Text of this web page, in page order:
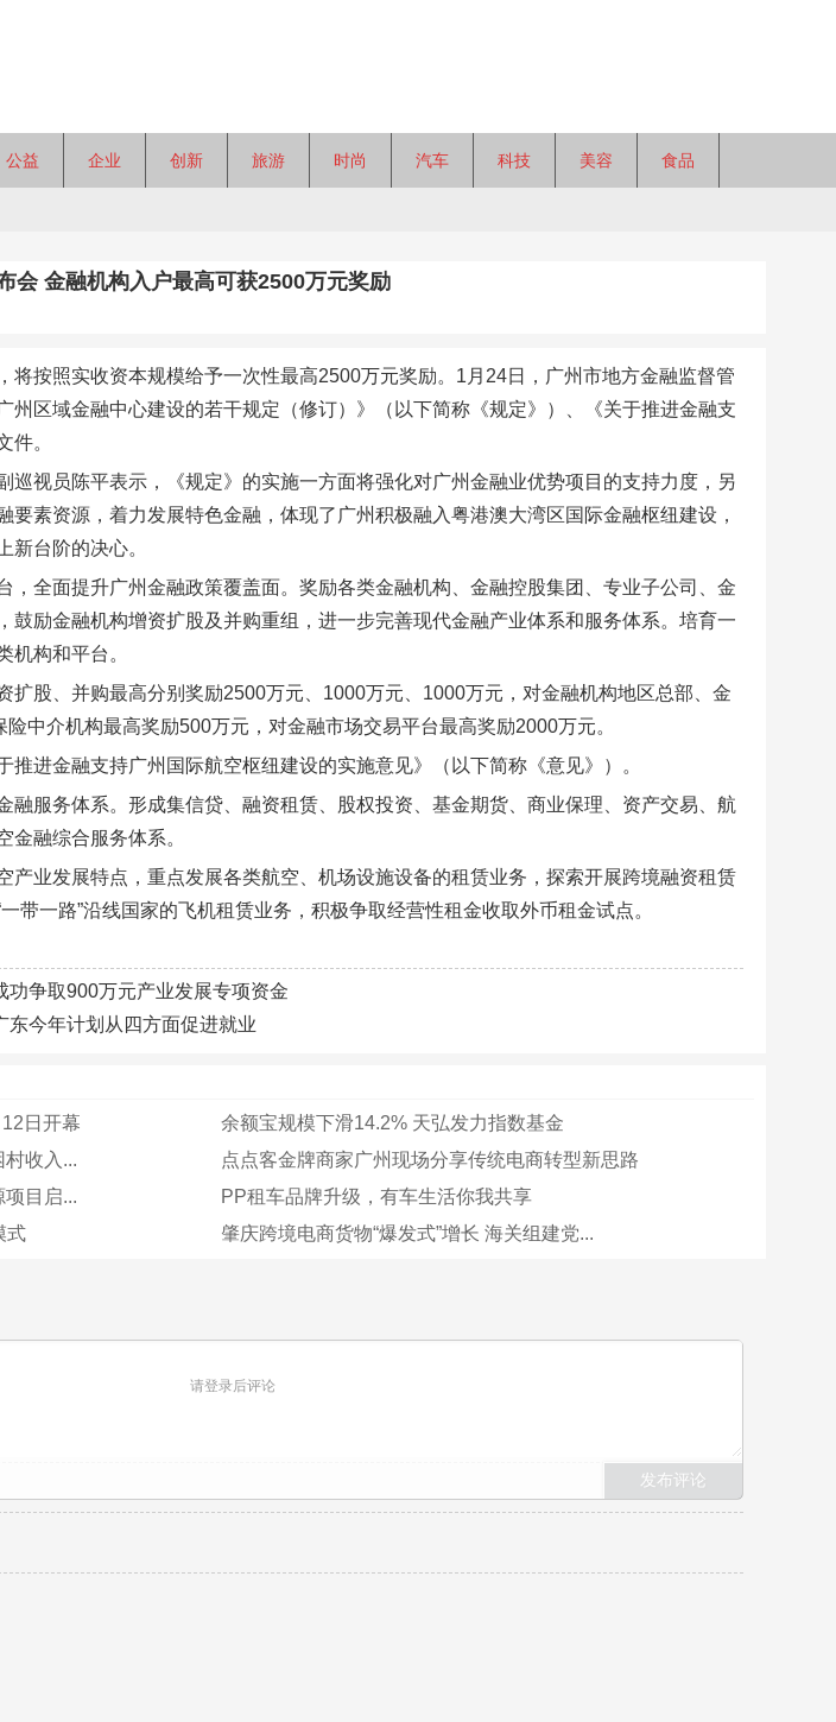
公益 企业 创新 旅游 时尚 汽车 科技 美容 食品
会 金融机构入户最高可获2500万元奖励
将按照实收资本规模给予一次性最高2500万元奖励。1月24日，广州市地方金融监督管
州区域金融中心建设的若干规定（修订）》（以下简称《规定》）、《关于推进金融支
件。
巡视员陈平表示，《规定》的实施一方面将强化对广州金融业优势项目的支持力度，另
素资源，着力发展特色金融，体现了广州积极融入粤港澳大湾区国际金融枢纽建设，
新台阶的决心。
，全面提升广州金融政策覆盖面。奖励各类金融机构、金融控股集团、专业子公司、金
鼓励金融机构增资扩股及并购重组，进一步完善现代金融产业体系和服务体系。培育一
机构和平台。
扩股、并购最高分别奖励2500万元、1000万元、1000万元，对金融机构地区总部、金
中介机构最高奖励500万元，对金融市场交易平台最高奖励2000万元。
推进金融支持广州国际航空枢纽建设的实施意见》（以下简称《意见》）。
融服务体系。形成集信贷、融资租赁、股权投资、基金期货、商业保理、资产交易、航
金融综合服务体系。
产业发展特点，重点发展各类航空、机场设施设备的租赁业务，探索开展跨境融资租赁
带一路”沿线国家的飞机租赁业务，积极争取经营性租金收取外币租金试点。
功争取900万元产业发展专项资金
东今年计划从四方面促进就业
日开幕
余额宝规模下滑14.2% 天弘发力指数基金
收入...
点点客金牌商家广州现场分享传统电商转型新思路
目启...
PP租车品牌升级，有车生活你我共享
式
肇庆跨境电商货物“爆发式”增长 海关组建党...
请登录后评论